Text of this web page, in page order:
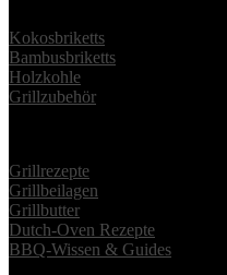
Kokosbriketts
Bambusbriketts
Holzkohle
Grillzubehör
Grillrezepte
Grillbeilagen
Grillbutter
Dutch-Oven Rezepte
BBQ-Wissen & Guides